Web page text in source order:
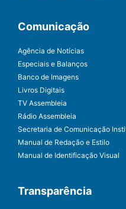
Comunicação
Agência de Notícias
Especiais e Balanços
Banco de Imagens
Livros Digitais
TV Assembleia
Rádio Assembleia
Secretaria de Comunicação
Manual de Redação e Estilo
Manual de Identificação Visual
Transparência